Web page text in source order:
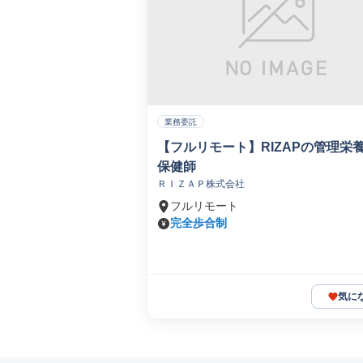
業務委託
【フルリモート】RIZAPの管理栄
保健師
ＲＩＺＡＰ株式会社
フルリモート
完全歩合制
気に